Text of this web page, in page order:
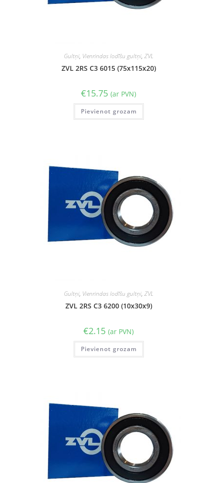
Gultņi, Vienrindas lodīšu gultņi, ZVL
ZVL 2RS C3 6015 (75x115x20)
€15.75 (ar PVN)
Pievienot grozam
Gultņi, Vienrindas lodīšu gultņi, ZVL
ZVL 2RS C3 6200 (10x30x9)
€2.15 (ar PVN)
Pievienot grozam